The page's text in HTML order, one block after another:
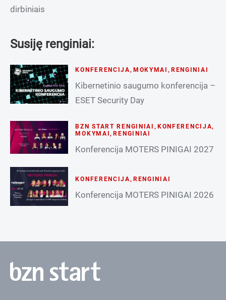
dirbiniais
Susiję renginiai:
KONFERENCIJA , MOKYMAI , RENGINIAI
Kibernetinio saugumo konferencija –
ESET Security Day
BZN START RENGINIAI , KONFERENCIJA,
MOKYMAI ,RENGINIAI
Konferencija MOTERS PINIGAI 2027
KONFERENCIJA , RENGINIAI
Konferencija MOTERS PINIGAI 2026